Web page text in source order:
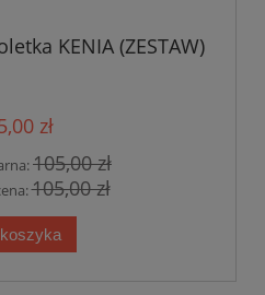
KENIA (ZESTAW)
zł
105,00 zł
105,00 zł